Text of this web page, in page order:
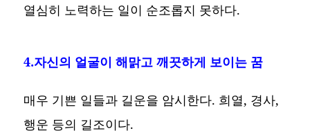
열심히 노력하는 일이 순조롭지 못하다.
4.자신의 얼굴이 해맑고 깨끗하게 보이는 꿈
매우 기쁜 일들과 길운을 암시한다. 희열, 경사,
행운 등의 길조이다.